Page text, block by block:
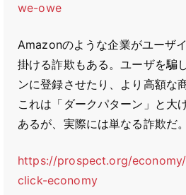
we-owe
Amazonのような企業がユーザ
掛ける詐欺もある。ユーザを騙
ンに登録させたり、より高額な
これは「ダークパターン」と大
あるが、実際には単なる詐欺だ。
https://prospect.org/
click-economy